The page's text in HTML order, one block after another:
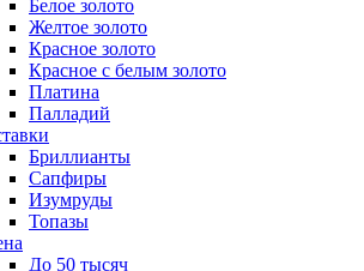
Белое золото
Желтое золото
Красное золото
Красное с белым золото
Платина
Палладий
Бриллианты
Сапфиры
Изумруды
Топазы
До 50 тысяч